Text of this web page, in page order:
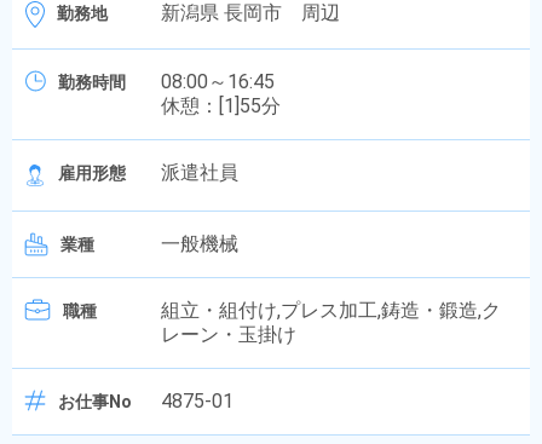
勤務地 新潟県 長岡市 周辺
勤務時間
08:00～16:45
休憩：[1]55分
雇用形態 派遣社員
業種 一般機械
職種
組立・組付け,プレス加工,鋳造・鍛造,ク
レーン・玉掛け
お仕事No 4875-01